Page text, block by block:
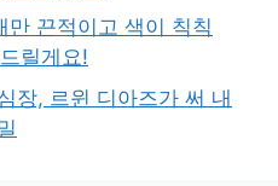
만 끈적이고 색이 칙칙
릴게요!
장, 르윈 디아즈가 써 내